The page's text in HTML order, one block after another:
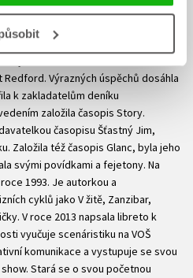
strážné strašidlo. Je autorkou i
filmy patří kultovní komedie
muž ,
Výrazných úspěchů dosáhla
k zakladatelům deníku
založila časopis Story.
časopisu Šťastný Jim,
Založila též časopis Glanc, byla jeho
svými povídkami a fejetony. Na
1993. Je autorkou a
cyklů jako V žitě, Zanzibar,
V roce 2013 napsala libreto k
vyučuje scenáristiku na VOŠ
komunikace a vystupuje se svou
Stará se o svou početnou